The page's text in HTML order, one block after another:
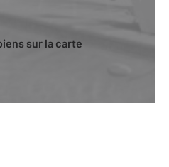
sur la carte